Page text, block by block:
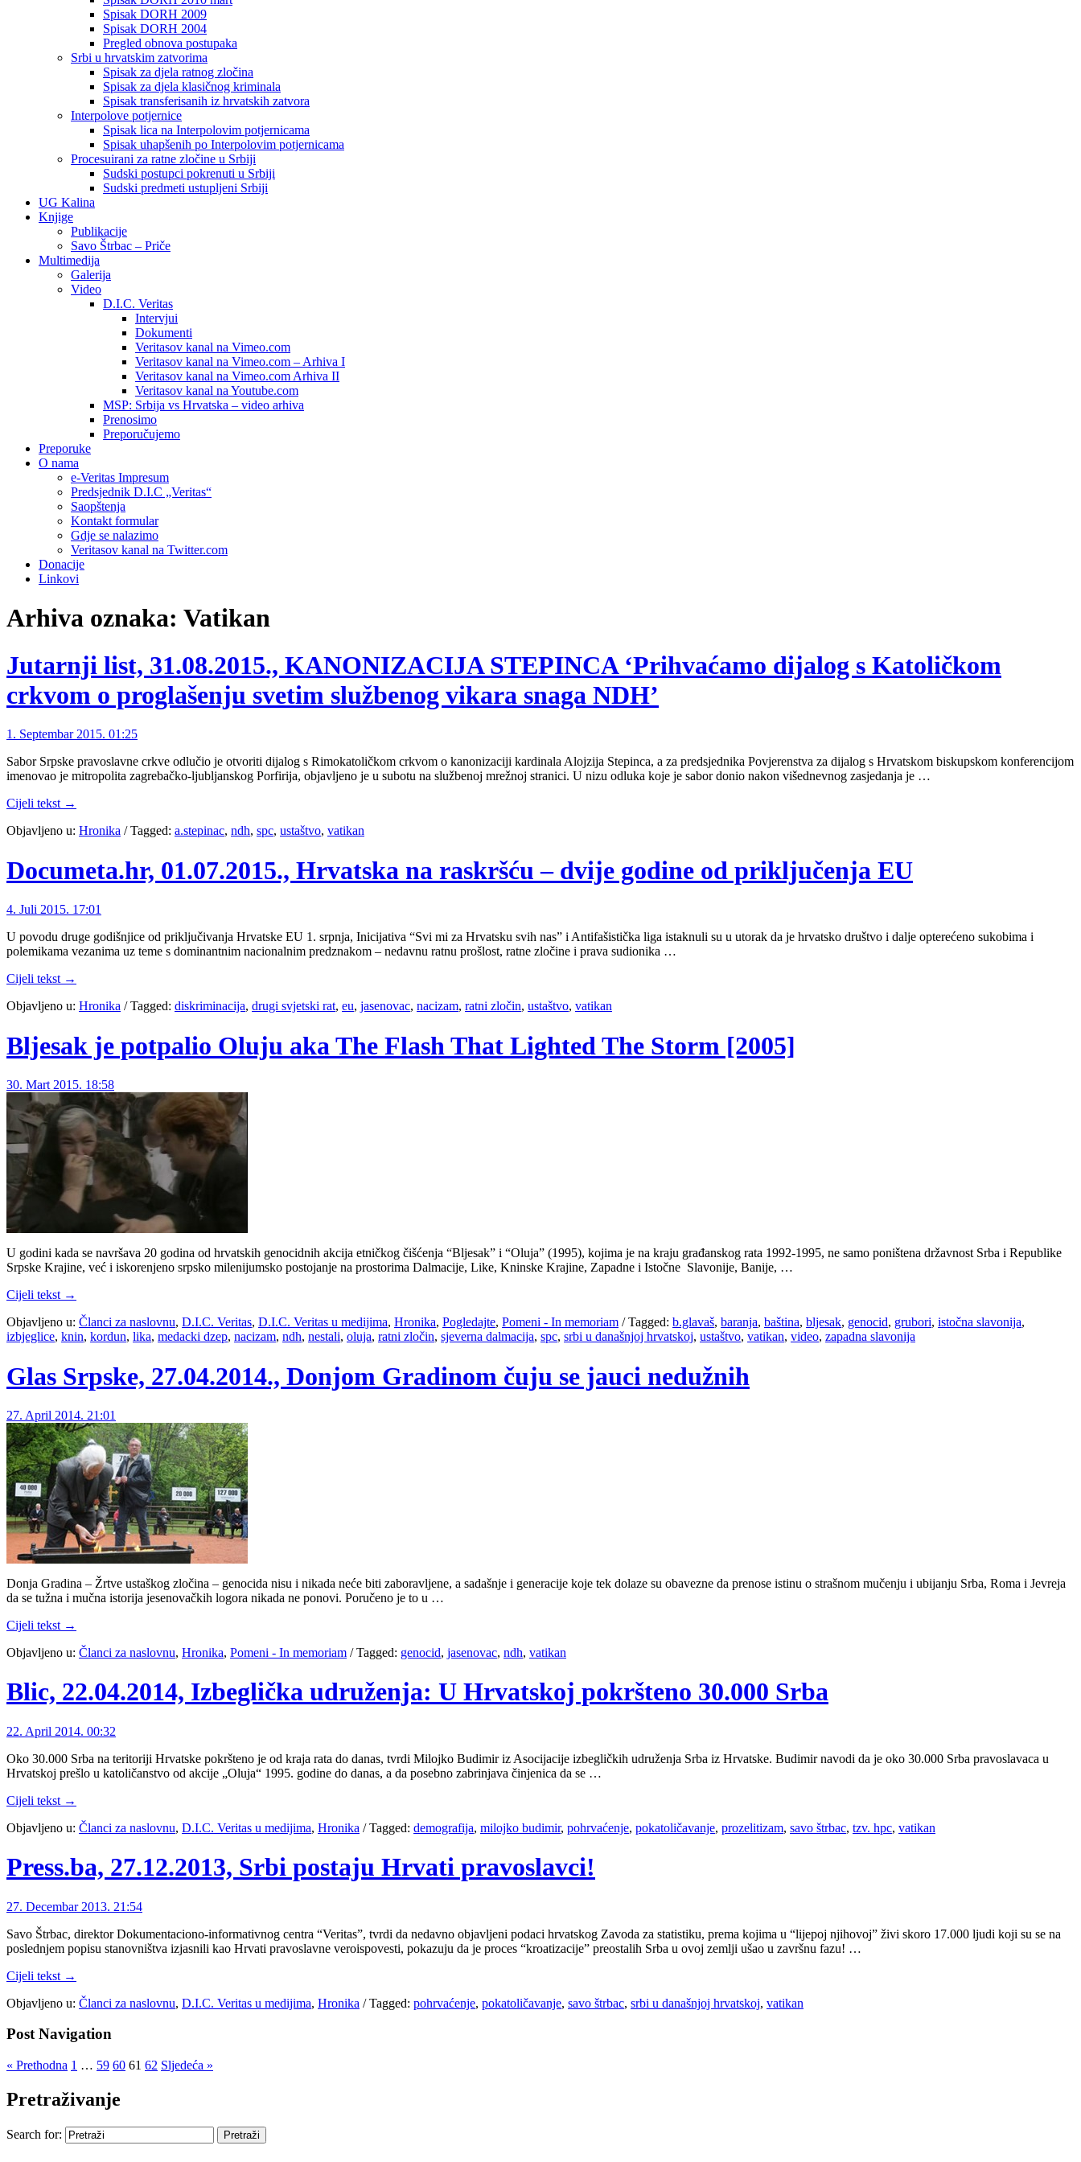
Spisak DORH 2009
Spisak DORH 2004
Pregled obnova postupaka
Srbi u hrvatskim zatvorima
Spisak za djela ratnog zločina
Spisak za djela klasičnog kriminala
Spisak transferisanih iz hrvatskih zatvora
Interpolove potjernice
Spisak lica na Interpolovim potjernicama
Spisak uhapšenih po Interpolovim potjernicama
Procesuirani za ratne zločine u Srbiji
Sudski postupci pokrenuti u Srbiji
Sudski predmeti ustupljeni Srbiji
UG Kalina
Knjige
Publikacije
Savo Štrbac – Priče
Multimedija
Galerija
Video
D.I.C. Veritas
Intervjui
Dokumenti
Veritasov kanal na Vimeo.com
Veritasov kanal na Vimeo.com – Arhiva I
Veritasov kanal na Vimeo.com Arhiva II
Veritasov kanal na Youtube.com
MSP: Srbija vs Hrvatska – video arhiva
Prenosimo
Preporučujemo
Preporuke
O nama
e-Veritas Impresum
Predsjednik D.I.C „Veritas“
Saopštenja
Kontakt formular
Gdje se nalazimo
Veritasov kanal na Twitter.com
Donacije
Linkovi
Arhiva oznaka: Vatikan
Jutarnji list, 31.08.2015., KANONIZACIJA STEPINCA ‘Prihvaćamo dijalog s Katoličkom
crkvom o proglašenju svetim službenog vikara snaga NDH’
1. Septembar 2015. 01:25
Sabor Srpske pravoslavne crkve odlučio je otvoriti dijalog s Rimokatoličkom crkvom o kanonizaciji kardinala Alojzija Stepinca, a za predsjednika Povjerenstva za dijalog s Hrvatskom biskupskom konferencijom
imenovao je mitropolita zagrebačko-ljubljanskog Porfirija, objavljeno je u subotu na službenoj mrežnoj stranici. U nizu odluka koje je sabor donio nakon višednevnog zasjedanja je …
Cijeli tekst →
Objavljeno u: Hronika /Tagged: a.stepinac, ndh, spc, ustaštvo, vatikan
Documeta.hr, 01.07.2015., Hrvatska na raskršću – dvije godine od priključenja EU
4. Juli 2015. 17:01
U povodu druge godišnjice od priključivanja Hrvatske EU 1. srpnja, Inicijativa “Svi mi za Hrvatsku svih nas” i Antifašistička liga istaknuli su u utorak da je hrvatsko društvo i dalje opterećeno sukobima i
polemikama vezanima uz teme s dominantnim nacionalnim predznakom – nedavnu ratnu prošlost, ratne zločine i prava sudionika …
Cijeli tekst →
Objavljeno u: Hronika /Tagged: diskriminacija, drugi svjetski rat, eu, jasenovac, nacizam, ratni zločin, ustaštvo, vatikan
Bljesak je potpalio Oluju aka The Flash That Lighted The Storm [2005]
30. Mart 2015. 18:58
U godini kada se navršava 20 godina od hrvatskih genocidnih akcija etničkog čišćenja “Bljesak” i “Oluja” (1995), kojima je na kraju građanskog rata 1992-1995, ne samo poništena državnost Srba i Republike
Srpske Krajine, već i iskorenjeno srpsko milenijumsko postojanje na prostorima Dalmacije, Like, Kninske Krajine, Zapadne i Istočne Slavonije, Banije, …
Cijeli tekst →
Objavljeno u: Članci za naslovnu, D.I.C. Veritas, D.I.C. Veritas u medijima, Hronika, Pogledajte, Pomeni - In memoriam /Tagged: b.glavaš, baranja, baština, bljesak, genocid, grubori, istočna slavonija,
izbjeglice, knin, kordun, lika, medacki dzep, nacizam, ndh, nestali, oluja, ratni zločin, sjeverna dalmacija, spc, srbi u današnjoj hrvatskoj, ustaštvo, vatikan, video, zapadna slavonija
Glas Srpske, 27.04.2014., Donjom Gradinom čuju se jauci nedužnih
27. April 2014. 21:01
Donja Gradina – Žrtve ustaškog zločina – genocida nisu i nikada neće biti zaboravljene, a sadašnje i generacije koje tek dolaze su obavezne da prenose istinu o strašnom mučenju i ubijanju Srba, Roma i Jevreja
da se tužna i mučna istorija jesenovačkih logora nikada ne ponovi. Poručeno je to u …
Cijeli tekst →
Objavljeno u: Članci za naslovnu, Hronika, Pomeni - In memoriam /Tagged: genocid, jasenovac, ndh, vatikan
Blic, 22.04.2014, Izbeglička udruženja: U Hrvatskoj pokršteno 30.000 Srba
22. April 2014. 00:32
Oko 30.000 Srba na teritoriji Hrvatske pokršteno je od kraja rata do danas, tvrdi Milojko Budimir iz Asocijacije izbegličkih udruženja Srba iz Hrvatske. Budimir navodi da je oko 30.000 Srba pravoslavaca u
Hrvatskoj prešlo u katoličanstvo od akcije „Oluja“ 1995. godine do danas, a da posebno zabrinjava činjenica da se …
Cijeli tekst →
Objavljeno u: Članci za naslovnu, D.I.C. Veritas u medijima, Hronika /Tagged: demografija, milojko budimir, pohrvaćenje, pokatoličavanje, prozelitizam, savo štrbac, tzv. hpc, vatikan
Press.ba, 27.12.2013, Srbi postaju Hrvati pravoslavci!
27. Decembar 2013. 21:54
Savo Štrbac, direktor Dokumentaciono-informativnog centra “Veritas”, tvrdi da nedavno objavljeni podaci hrvatskog Zavoda za statistiku, prema kojima u “lijepoj njihovoj” živi skoro 17.000 ljudi koji su se na
poslednjem popisu stanovništva izjasnili kao Hrvati pravoslavne veroispovesti, pokazuju da je proces “kroatizacije” preostalih Srba u ovoj zemlji ušao u završnu fazu! …
Cijeli tekst →
Objavljeno u: Članci za naslovnu, D.I.C. Veritas u medijima, Hronika /Tagged: pohrvaćenje, pokatoličavanje, savo štrbac, srbi u današnjoj hrvatskoj, vatikan
Post Navigation
« Prethodna 1 … 59 60 61 62 Sljedeća »
Pretraživanje
Search for: